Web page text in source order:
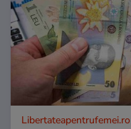
Libertateapentrufemei.ro